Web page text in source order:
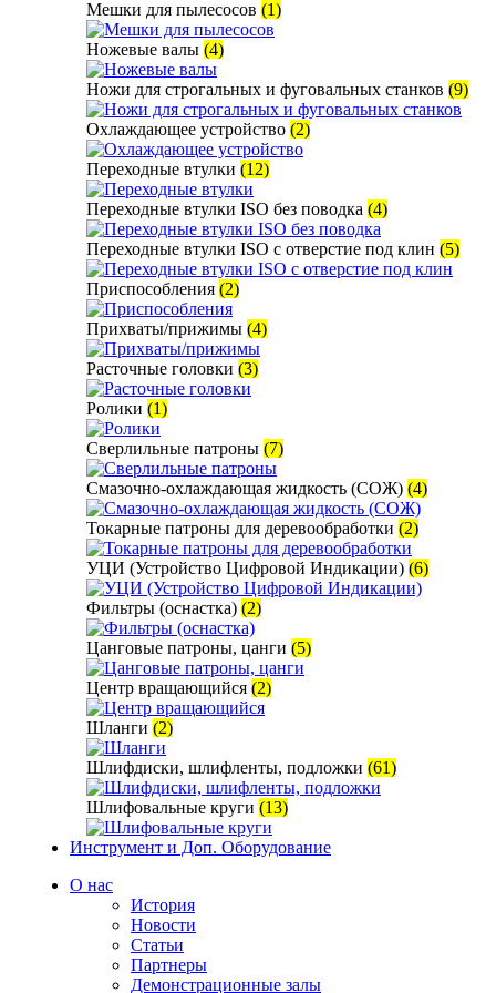
Мешки для пылесосов (1)
Ножевые валы (4)
Ножи для строгальных и фуговальных станков (9)
Охлаждающее устройство (2)
Переходные втулки (12)
Переходные втулки ISO без поводка (4)
Переходные втулки ISO с отверстие под клин (5)
Приспособления (2)
Прихваты/прижимы (4)
Расточные головки (3)
Ролики (1)
Сверлильные патроны (7)
Смазочно-охлаждающая жидкость (СОЖ) (4)
Токарные патроны для деревообработки (2)
УЦИ (Устройство Цифровой Индикации) (6)
Фильтры (оснастка) (2)
Цанговые патроны, цанги (5)
Центр вращающийся (2)
Шланги (2)
Шлифдиски, шлифленты, подложки (61)
Шлифовальные круги (13)
Инструмент и Доп. Оборудование
О нас
История
Новости
Статьи
Партнеры
Демонстрационные залы